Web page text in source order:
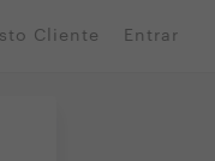
Cliente Entrar